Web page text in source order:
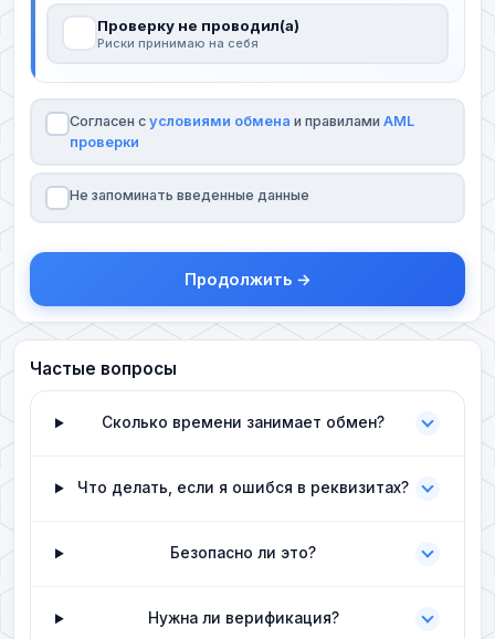
Проверку не проводил(а)
Риски принимаю на себя
Согласен с условиями обмена и правилами AML
проверки
Не запоминать введенные данные
Продолжить →
Частые вопросы
Сколько времени занимает обмен?
Что делать, если я ошибся в реквизитах?
Безопасно ли это?
Нужна ли верификация?